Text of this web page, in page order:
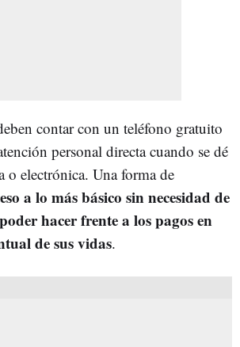
contar con un teléfono gratuito
personal directa cuando se dé
o electrónica. Una forma de
a lo más básico sin necesidad de
hacer frente a los pagos en
de sus vidas.